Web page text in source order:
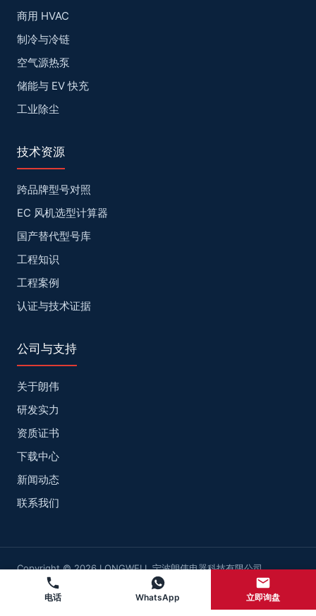
商用 HVAC
制冷与冷链
空气源热泵
储能与 EV 快充
工业除尘
技术资源
跨品牌型号对照
EC 风机选型计算器
国产替代型号库
工程知识
工程案例
认证与技术证据
公司与支持
关于朗伟
研发实力
资质证书
下载中心
新闻动态
联系我们
Copyright © 2026 LONGWELL 宁波朗伟电器科技有限公司
网站地图浙ICP备2022025947号-2
电话 WhatsApp 立即询盘